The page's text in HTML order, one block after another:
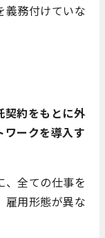
義務付けていな
契約をもとに外
ワークを導入す
、全ての仕事を
雇用形態が異な